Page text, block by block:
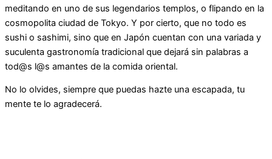
meditando en uno de sus legendarios templos, o flipando en la
cosmopolita ciudad de Tokyo. Y por cierto, que no todo es
sushi o sashimi, sino que en Japón cuentan con una variada y
suculenta gastronomía tradicional que dejará sin palabras a
tod@s l@s amantes de la comida oriental.
No lo olvides, siempre que puedas hazte una escapada, tu
mente te lo agradecerá.